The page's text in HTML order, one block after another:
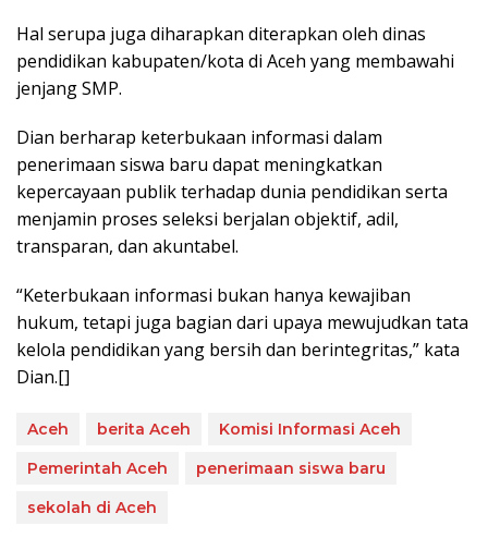
Hal serupa juga diharapkan diterapkan oleh dinas
pendidikan kabupaten/kota di Aceh yang membawahi
jenjang SMP.
Dian berharap keterbukaan informasi dalam
penerimaan siswa baru dapat meningkatkan
kepercayaan publik terhadap dunia pendidikan serta
menjamin proses seleksi berjalan objektif, adil,
transparan, dan akuntabel.
“Keterbukaan informasi bukan hanya kewajiban
hukum, tetapi juga bagian dari upaya mewujudkan tata
kelola pendidikan yang bersih dan berintegritas,” kata
Dian.[]
Aceh berita Aceh
Komisi Informasi Aceh
Pemerintah Aceh
penerimaan siswa baru
sekolah di Aceh